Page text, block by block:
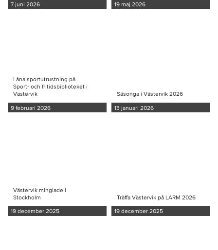
7 juni 2026 19 maj 2026
Låna sportutrustning på
Sport- och fritidsbiblioteket i
Västervik
9 februari 2026
Säsonga i Västervik 2026
13 januari 2026
Västervik minglade i
Stockholm
19 december 2025
Träffa Västervik på LARM 2026
19 december 2025